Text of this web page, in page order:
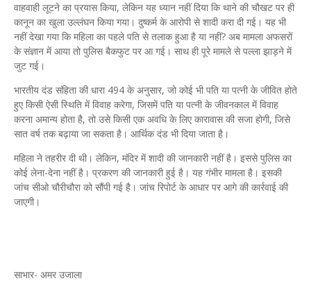
वाहवाही लूटने का प्रयास किया, लेकिन यह ध्यान नहीं दिया कि थाने की चौखट पर ही
कानून का खुला उल्लंघन किया गया। दुष्कर्म के आरोपी से शादी करा दी गई। यह भी
नहीं देखा गया कि महिला का पहले पति से तलाक हुआ है या नहीं? अब मामला अफसरों
के संज्ञान में आया तो पुलिस बैकफुट पर आ गई। साथ ही पूरे मामले से पल्ला झाड़ने में
जुट गई।
भारतीय दंड संहिता की धारा 494 के अनुसार, जो कोई भी पति या पत्नी के जीवित होते
हुए किसी ऐसी स्थिति में विवाह करेगा, जिसमें पति या पत्नी के जीवनकाल में विवाह
करना अमान्य होता है, तो उसे किसी एक अवधि के लिए कारावास की सजा होगी, जिसे
सात वर्ष तक बढ़ाया जा सकता है। आर्थिक दंड भी दिया जाता है।
महिला ने तहरीर दी थी। लेकिन, मंदिर में शादी की जानकारी नहीं है। इससे पुलिस का
कोई लेना-देना नहीं है। प्रकरण की जानकारी हुई है। यह गंभीर मामला है। इसकी
जांच सीओ चौरीचौरा को सौंपी गई है। जांच रिपोर्ट के आधार पर आगे की कार्रवाई की
जाएगी।
साभार- अमर उजाला